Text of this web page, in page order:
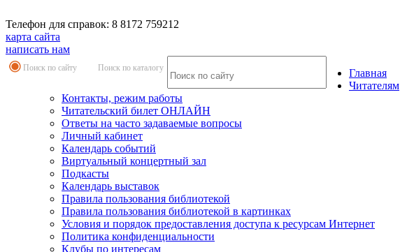
Телефон для справок: 8 8172 759212
карта сайта
написать нам
Поиск по сайту Поиск по каталогу
Главная
Читателям
Контакты, режим работы
Читательский билет ОНЛАЙН
Ответы на часто задаваемые вопросы
Личный кабинет
Календарь событий
Виртуальный концертный зал
Подкасты
Календарь выставок
Правила пользования библиотекой
Правила пользования библиотекой в картинках
Условия и порядок предоставления доступа к ресурсам Интернет
Политика конфиденциальности
Клубы по интересам